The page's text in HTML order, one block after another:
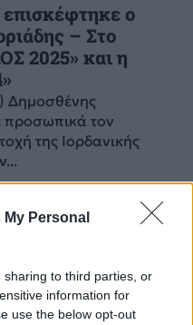
Personal
to third parties, or
information for
use the below opt-out
ο
– Στο
2025» και η
Δημοσθένης
προσωπικά τον
της Ιορδανικής